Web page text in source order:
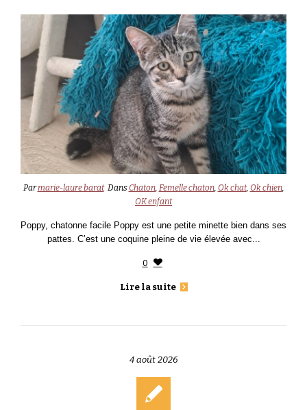
Parmarie-laure barat DansChaton, Femelle chaton, Ok chat, Ok chien,
OK enfant
Poppy, chatonne facile Poppy est une petite minette bien dans ses
pattes. C’est une coquine pleine de vie élevée avec...
0
Lire la suite
4 août 2026